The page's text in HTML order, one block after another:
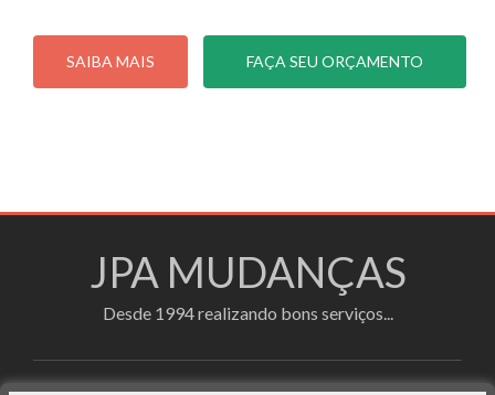
SAIBA MAIS FAÇA SEU ORÇAMENTO
JPA MUDANÇAS
Desde 1994 realizando bons serviços...